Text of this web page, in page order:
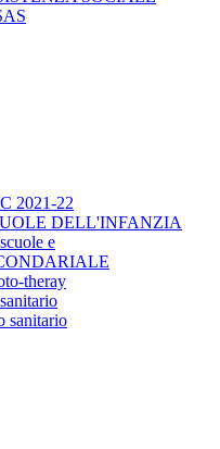
2021-22
DELL'INFANZIA
e
theray
sanitario